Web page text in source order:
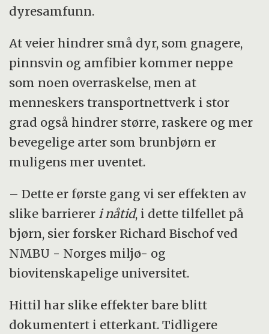
dyresamfunn.
At veier hindrer små dyr, som gnagere,
pinnsvin og amfibier kommer neppe
som noen overraskelse, men at
menneskers transportnettverk i stor
grad også hindrer større, raskere og mer
bevegelige arter som brunbjørn er
muligens mer uventet.
– Dette er første gang vi ser effekten av
slike barriereri nåtid, i dette tilfellet på
bjørn, sier forsker Richard Bischof ved
NMBU - Norges miljø- og
biovitenskapelige universitet.
Hittil har slike effekter bare blitt
dokumentert i etterkant. Tidligere